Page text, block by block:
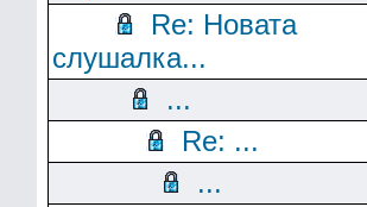
Re: Новата
слушалка...
...
Re: ...
...